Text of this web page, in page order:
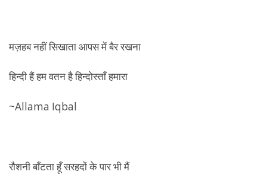
मज़हब नहीं सिखाता आपस में बैर रखना
हिन्दी हैं हम वतन है हिन्दोस्ताँ हमारा
~Allama Iqbal
रौशनी बाँटता हूँ सरहदों के पार भी मैं